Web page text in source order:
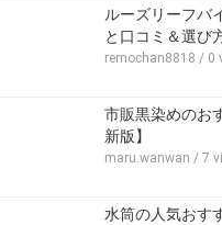
ルーズリーフバ
と口コミ＆選び
remochan8818 / 0
市販黒染めのお
新版】
maru.wanwan / 7
水筒の人気おす